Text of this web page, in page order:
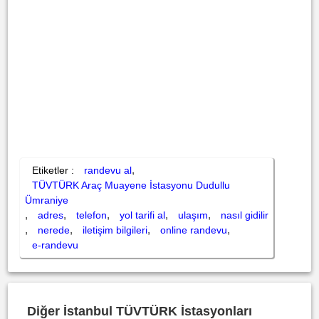
Etiketler : randevu al,
TÜVTÜRK Araç Muayene İstasyonu Dudullu
Ümraniye
, adres, telefon, yol tarifi al, ulaşım, nasıl gidilir
, nerede, iletişim bilgileri, online randevu,
e-randevu
Diğer İstanbul TÜVTÜRK İstasyonları